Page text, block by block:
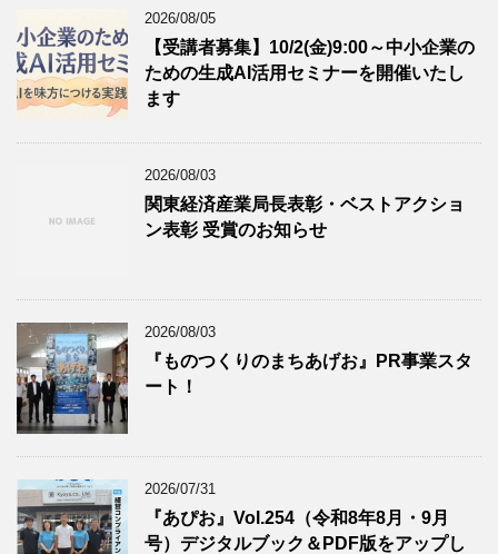
2026/08/05
【受講者募集】10/2(金)9:00～中小企業の
ための生成AI活用セミナーを開催いたし
ます
2026/08/03
関東経済産業局長表彰・ベストアクショ
ン表彰 受賞のお知らせ
2026/08/03
『ものつくりのまちあげお』PR事業スタ
ート！
2026/07/31
『あぴお』Vol.254（令和8年8月・9月
号）デジタルブック＆PDF版をアップし